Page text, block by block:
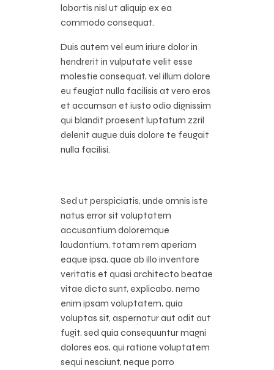
lobortis nisl ut aliquip ex ea
commodo consequat.
Duis autem vel eum iriure dolor in
hendrerit in vulputate velit esse
molestie consequat, vel illum dolore
eu feugiat nulla facilisis at vero eros
et accumsan et iusto odio dignissim
qui blandit praesent luptatum zzril
delenit augue duis dolore te feugait
nulla facilisi.
Sed ut perspiciatis, unde omnis iste
natus error sit voluptatem
accusantium doloremque
laudantium, totam rem aperiam
eaque ipsa, quae ab illo inventore
veritatis et quasi architecto beatae
vitae dicta sunt, explicabo. nemo
enim ipsam voluptatem, quia
voluptas sit, aspernatur aut odit aut
fugit, sed quia consequuntur magni
dolores eos, qui ratione voluptatem
sequi nesciunt, neque porro